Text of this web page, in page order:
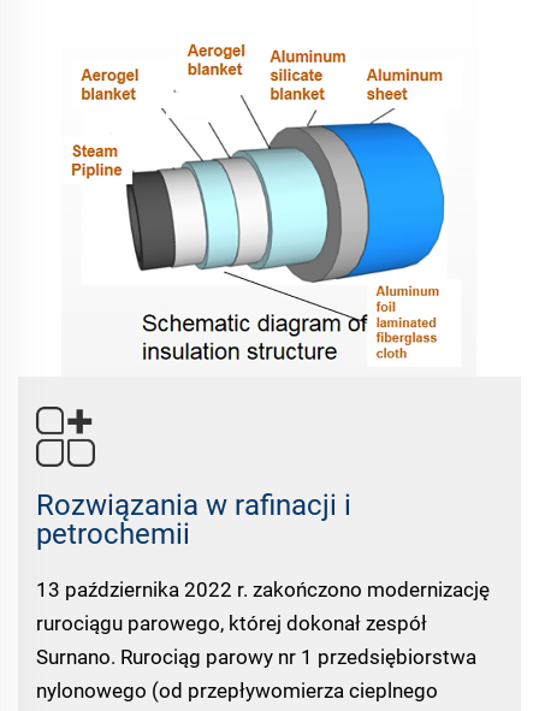
Rozwiązania w rafinacji i
petrochemii
13 października 2022 r. zakończono modernizację
rurociągu parowego, której dokonał zespół
Surnano. Rurociąg parowy nr 1 przedsiębiorstwa
nylonowego (od przepływomierza cieplnego